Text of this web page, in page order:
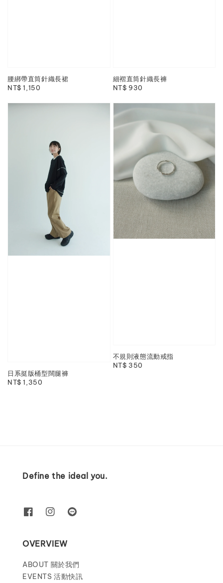
腰綁帶直筒針織長裙
Regular
NT$ 1,150
細褶直筒針織長褲
Regular
NT$ 930
日系挺版桶型闊腿褲
Regular
NT$ 1,350
不規則液態流動戒指
Regular
NT$ 350
Define the ideal you.
OVERVIEW
ABOUT 關於我們
EVENTS 活動快訊